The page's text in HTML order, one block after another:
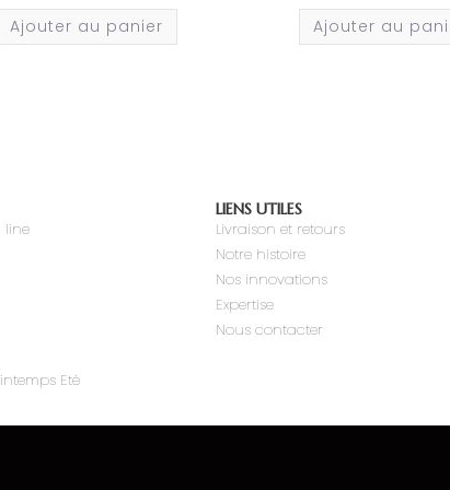
Ajouter au panier Ajouter au
line
Eté
LIENS UTILES
Livraison et retours
Notre histoire
Nos innovations
Expertise
Nous contacter